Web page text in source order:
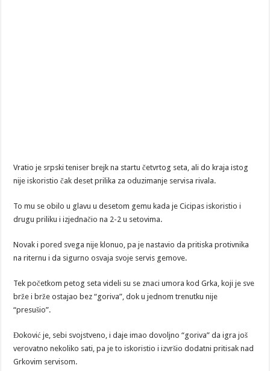
Vratio je srpski teniser brejk na startu četvrtog seta, ali do kraja istog
nije iskoristio čak deset prilika za oduzimanje servisa rivala.
To mu se obilo u glavu u desetom gemu kada je Cicipas iskoristio i
drugu priliku i izjednačio na 2-2 u setovima.
Novak i pored svega nije klonuo, pa je nastavio da pritiska protivnika
na riternu i da sigurno osvaja svoje servis gemove.
Tek početkom petog seta videli su se znaci umora kod Grka, koji je sve
brže i brže ostajao bez “goriva”, dok u jednom trenutku nije
“presušio”.
Đoković je, sebi svojstveno, i daje imao dovoljno “goriva” da igra još
verovatno nekoliko sati, pa je to iskoristio i izvršio dodatni pritisak nad
Grkovim servisom.